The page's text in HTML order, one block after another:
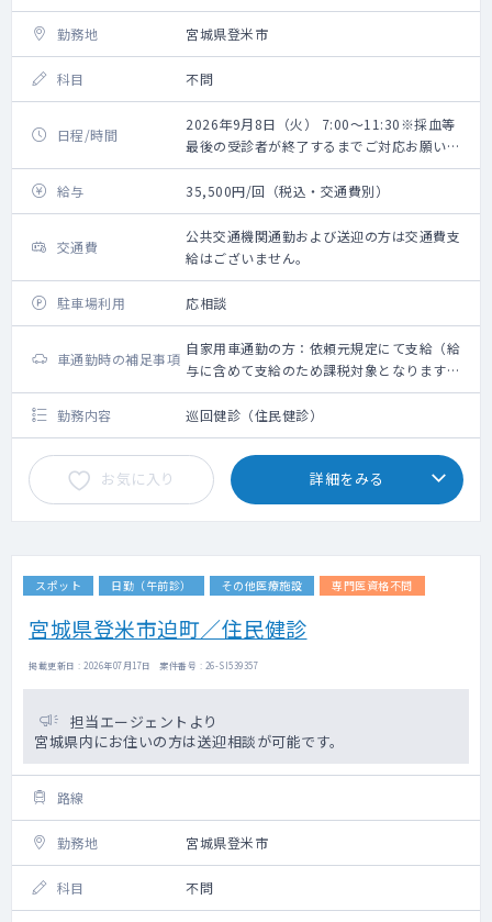
勤務地 宮城県登米市
科目 不問
日程/時間
2026年9月8日（火） 7:00～11:30※採血等
最後の受診者が終了するまでご対応お願いい
たします。
給与
35,500円/回（税込・交通費別）
交通費
公共交通機関通勤および送迎の方は交通費支
給はございません。
駐車場利用 応相談
車通勤時の補足事項
自家用車通勤の方：依頼元規定にて支給（給
与に含めて支給のため課税対象となります。
備考欄参照ください）
勤務内容
巡回健診（住民健診）
お気に入り 詳細をみる
スポット 日勤（午前診） その他医療施設 専門医資格不問
宮城県登米市迫町／住民健診
掲載更新日 : 2026年07月17日 案件番号 : 26-SI539357
担当エージェントより
宮城県内にお住いの方は送迎相談が可能です。
路線
勤務地 宮城県登米市
科目 不問